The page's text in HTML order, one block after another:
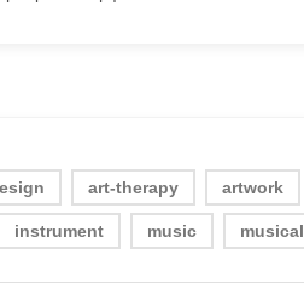
art-therapy artwork
instrument music musical